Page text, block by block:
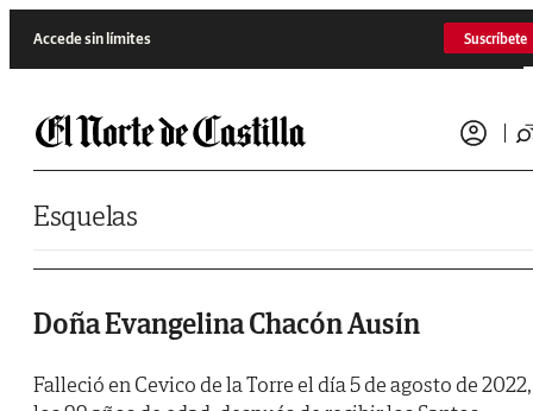
Accede sin límites Suscríbete
Esquelas
Doña Evangelina Chacón Ausín
Falleció en Cevico de la Torre el día 5 de agosto de